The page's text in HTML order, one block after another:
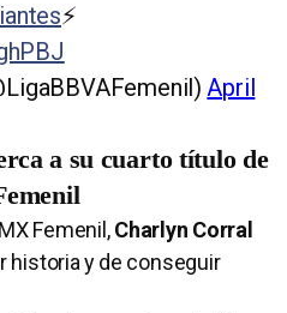
⚡️
April
a su cuarto título de
Femenil,Charlyn Corral
historia y de conseguir